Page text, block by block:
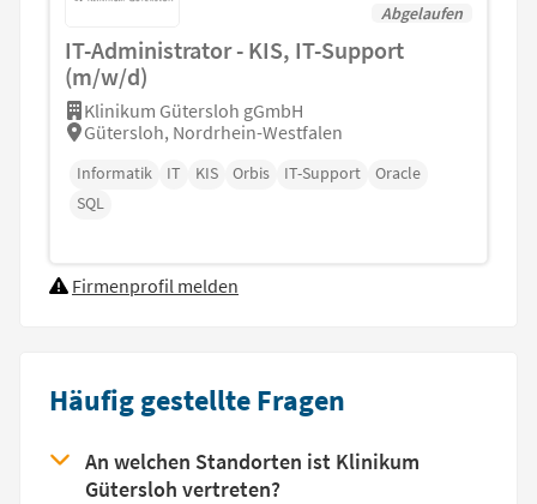
Abgelaufen
IT-Administrator - KIS, IT-Support
(m/w/d)
Klinikum Gütersloh gGmbH
Gütersloh, Nordrhein-Westfalen
Informatik IT KIS Orbis IT-Support
Oracle
SQL
Firmenprofil melden
Häufig gestellte Fragen
An welchen Standorten ist Klinikum
Gütersloh vertreten?